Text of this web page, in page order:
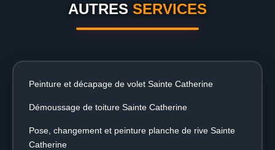
AUTRES SERVICES
Peinture et décapage de volet Sainte Catherine
Démoussage de toiture Sainte Catherine
Pose, changement et peinture planche de rive Sainte
Catherine